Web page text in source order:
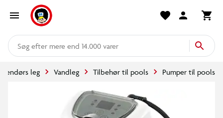
mere end 14.000 varer
leg Vandleg Tilbehør til pools Pumper til pools